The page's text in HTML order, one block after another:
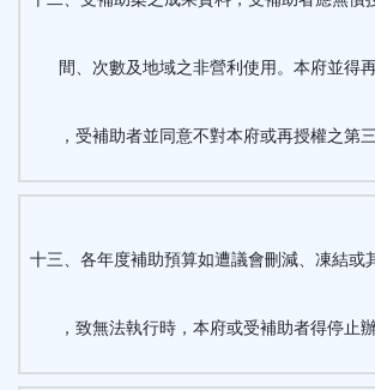
間、次數及地域之非營利使用。本府並得
，受補助者並同意不對本府或再授權之第三
十三、各年度補助預算如遭議會刪減、凍結或
，致無法執行時，本府或受補助者得停止辦